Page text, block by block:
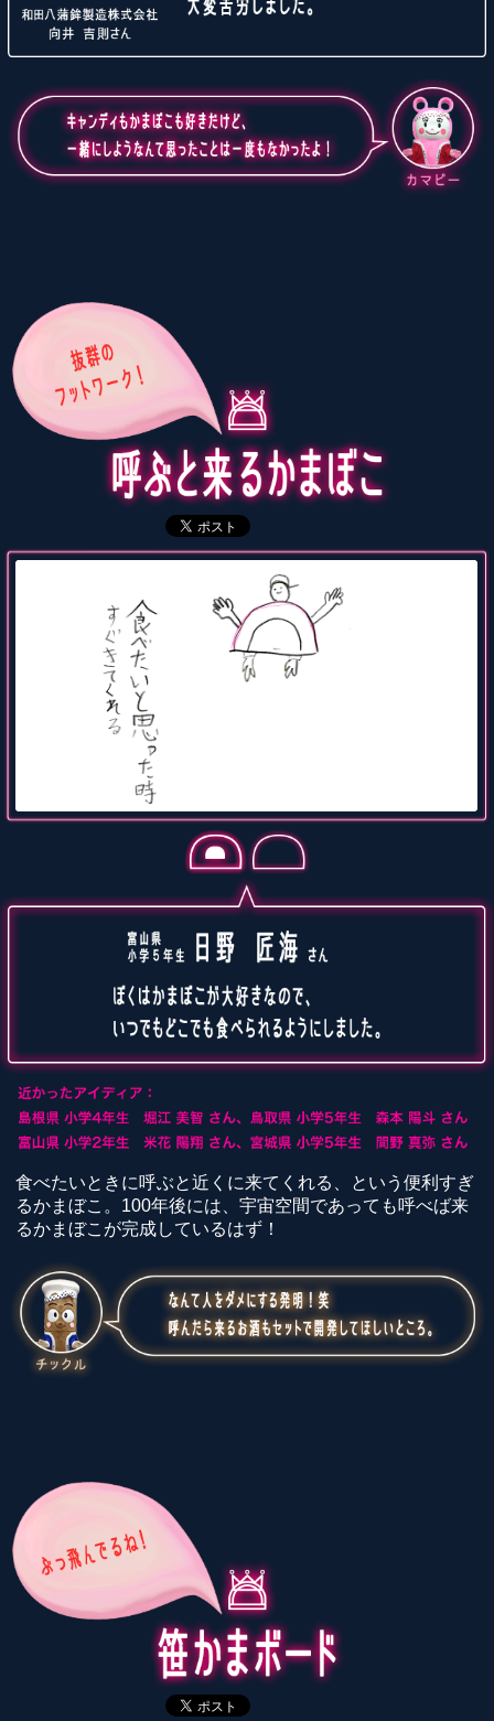
食べたいときに呼ぶと近くに来てくれる、という便利すぎ
るかまぼこ。100年後には、宇宙空間であっても呼べば来
るかまぼこが完成しているはず！